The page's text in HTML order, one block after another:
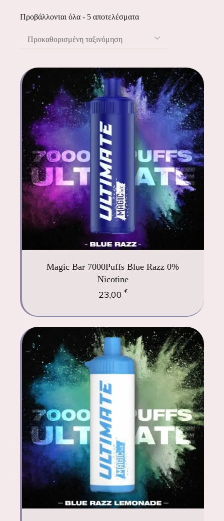
Προβάλλονται όλα - 5 αποτελέσματα
Προκαθορισμένη ταξινόμηση
Magic Bar 7000Puffs Blue Razz 0%
Nicotine
23,00 €